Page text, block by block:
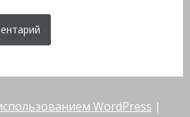
WordPress |